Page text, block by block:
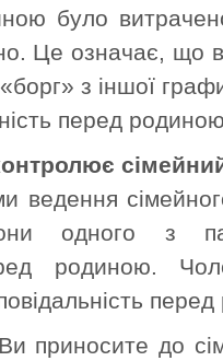
було
Це означає, що
«борг» з іншої
перед
ведення
одного з
родиною.
приносите до